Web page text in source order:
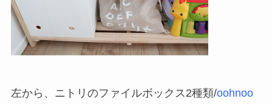
左から、ニトリのファイルボックス2種類/oohnoo